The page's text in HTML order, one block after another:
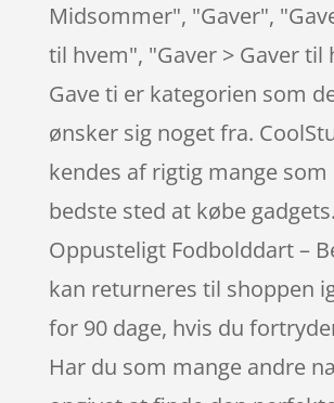
Midsommer", "Gaver",
til hvem", "Gaver > Gaver til
Gave ti er kategorien som
ønsker sig noget fra.
kendes af rigtig mange som
bedste sted at købe gadgets.
Oppusteligt Fodbolddart –
kan returneres til shoppen
for 90 dage, hvis du
Har du som mange andre